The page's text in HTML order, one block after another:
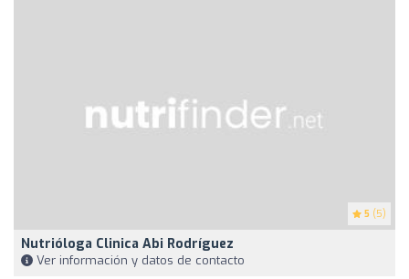
5 (5)
Nutrióloga Clinica Abi Rodríguez
Ver información y datos de contacto